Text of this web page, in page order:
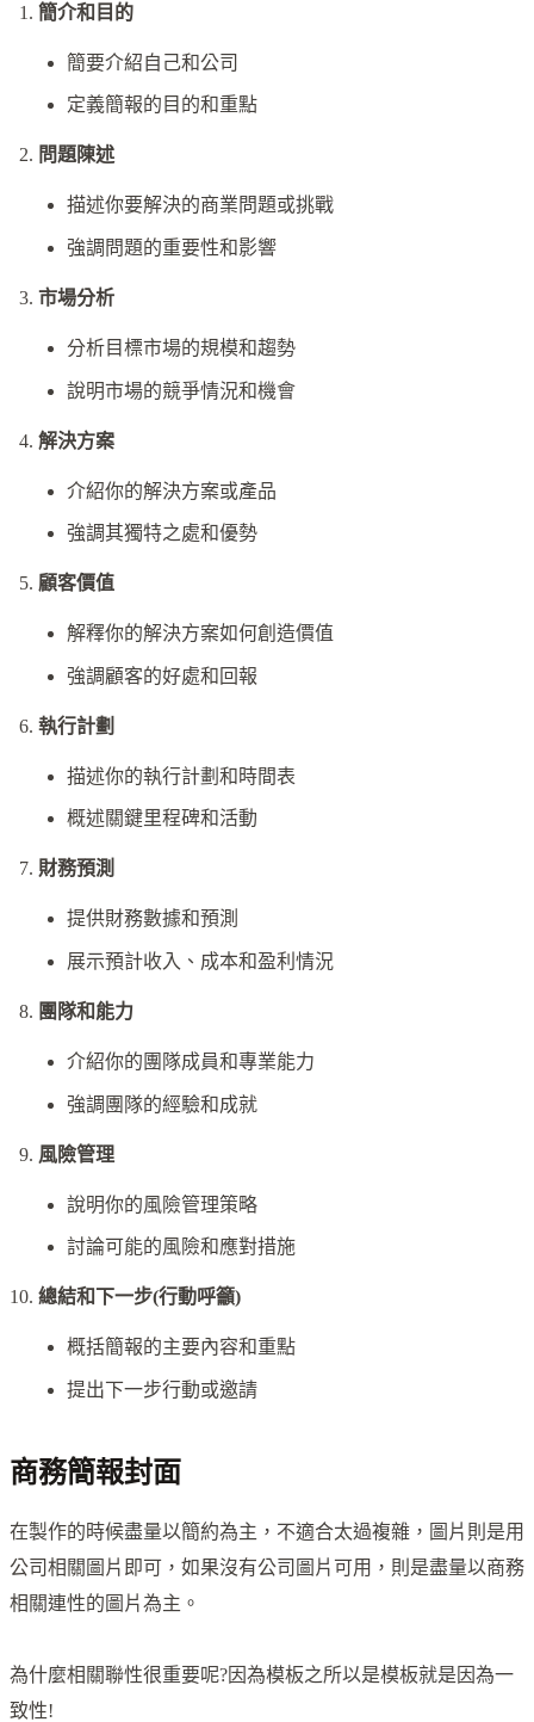
簡介和目的
簡要介紹自己和公司
定義簡報的目的和重點
問題陳述
描述你要解決的商業問題或挑戰
強調問題的重要性和影響
市場分析
分析目標市場的規模和趨勢
說明市場的競爭情況和機會
解決方案
介紹你的解決方案或產品
強調其獨特之處和優勢
顧客價值
解釋你的解決方案如何創造價值
強調顧客的好處和回報
執行計劃
描述你的執行計劃和時間表
概述關鍵里程碑和活動
財務預測
提供財務數據和預測
展示預計收入、成本和盈利情況
團隊和能力
介紹你的團隊成員和專業能力
強調團隊的經驗和成就
風險管理
說明你的風險管理策略
討論可能的風險和應對措施
總結和下一步(行動呼籲)
概括簡報的主要內容和重點
提出下一步行動或邀請
商務簡報封面
在製作的時候盡量以簡約為主，不適合太過複雜，圖片則是用
公司相關圖片即可，如果沒有公司圖片可用，則是盡量以商務
相關連性的圖片為主。
為什麼相關聯性很重要呢?因為模板之所以是模板就是因為一
致性!